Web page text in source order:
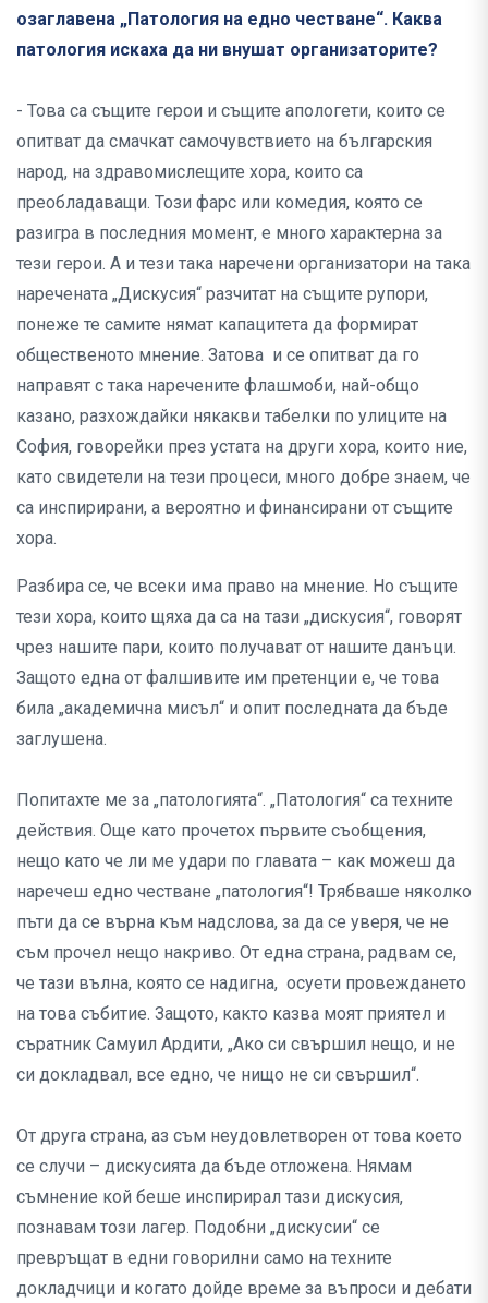
озаглавена „Патология на едно честване“. Каква
патология искаха да ни внушат организаторите?
- Това са същите герои и същите апологети, които се
опитват да смачкат самочувствието на българския
народ, на здравомислещите хора, които са
преобладаващи. Този фарс или комедия, която се
разигра в последния момент, е много характерна за
тези герои. А и тези така наречени организатори на така
наречената „Дискусия“ разчитат на същите рупори,
понеже те самите нямат капацитета да формират
общественото мнение. Затова и се опитват да го
направят с така наречените флашмоби, най-общо
казано, разхождайки някакви табелки по улиците на
София, говорейки през устата на други хора, които ние,
като свидетели на тези процеси, много добре знаем, че
са инспирирани, а вероятно и финансирани от същите
хора.
Разбира се, че всеки има право на мнение. Но същите
тези хора, които щяха да са на тази „дискусия“, говорят
чрез нашите пари, които получават от нашите данъци.
Защото една от фалшивите им претенции е, че това
била „академична мисъл“ и опит последната да бъде
заглушена.
Попитахте ме за „патологията“. „Патология“ са техните
действия. Още като прочетох първите съобщения,
нещо като че ли ме удари по главата – как можеш да
наречеш едно честване „патология“! Трябваше няколко
пъти да се върна към надслова, за да се уверя, че не
съм прочел нещо накриво. От една страна, радвам се,
че тази вълна, която се надигна, осуети провеждането
на това събитие. Защото, както казва моят приятел и
съратник Самуил Ардити, „Ако си свършил нещо, и не
си докладвал, все едно, че нищо не си свършил“.
От друга страна, аз съм неудовлетворен от това което
се случи – дискусията да бъде отложена. Нямам
съмнение кой беше инспирирал тази дискусия,
познавам този лагер. Подобни „дискусии“ се
превръщат в едни говорилни само на техните
докладчици и когато дойде време за въпроси и дебати